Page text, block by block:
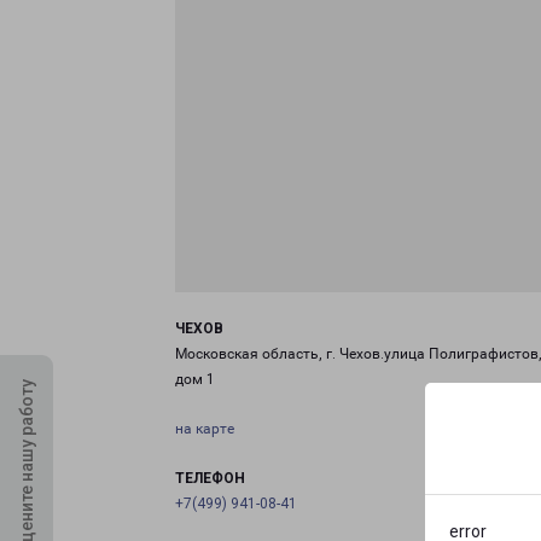
error
Оцените нашу работу
ЧЕХОВ
Московская область, г. Чехов.улица Полиграфистов,
дом 1
на карте
ТЕЛЕФОН
+7(499) 941-08-41